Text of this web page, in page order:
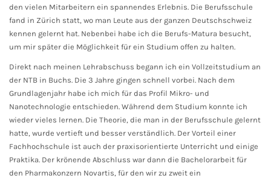
den vielen Mitarbeitern ein spannendes Erlebnis. Die Berufsschule
fand in Zürich statt, wo man Leute aus der ganzen Deutschschweiz
kennen gelernt hat. Nebenbei habe ich die Berufs-Matura besucht,
um mir später die Möglichkeit für ein Studium offen zu halten.
Direkt nach meinen Lehrabschuss begann ich ein Vollzeitstudium an
der NTB in Buchs. Die 3 Jahre gingen schnell vorbei. Nach dem
Grundlagenjahr habe ich mich für das Profil Mikro- und
Nanotechnologie entschieden. Während dem Studium konnte ich
wieder vieles lernen. Die Theorie, die man in der Berufsschule gelernt
hatte, wurde vertieft und besser verständlich. Der Vorteil einer
Fachhochschule ist auch der praxisorientierte Unterricht und einige
Praktika. Der krönende Abschluss war dann die Bachelorarbeit für
den Pharmakonzern Novartis, für den wir zu zweit ein